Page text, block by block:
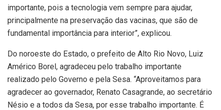
importante, pois a tecnologia vem sempre para ajudar,
principalmente na preservação das vacinas, que são de
fundamental importância para interior”, explicou.
Do noroeste do Estado, o prefeito de Alto Rio Novo, Luiz
Américo Borel, agradeceu pelo trabalho importante
realizado pelo Governo e pela Sesa. “Aproveitamos para
agradecer ao governador, Renato Casagrande, ao secretário
Nésio e a todos da Sesa, por esse trabalho importante. É